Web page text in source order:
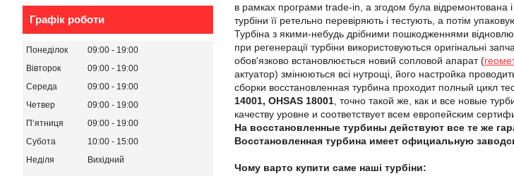
в рамках програми trade-in, а згодом була відремонтована
турбіни її ретельно перевіряють і тестують, а потім
Турбіна з якими-небудь дрібними пошкодженнями
при регенерації турбіни використовуються оригінальні
обов'язково встановлюється новий сопловой апарат (
актуатор) змінюються всі нутрощі, його настройка
сборки восстановленная турбина проходит полный цикл
14001, OHSAS 18001 , точно такой же, как и все новые
качеству уровне и соответствует всем европейским
На восстановленные турбины действуют все те же
Восстановленная турбина имеет официальную
Чому варто купити саме наші турбіни:
Графік роботи
Понеділок 09:00
19:00
Вівторок
09:00
19:00
Середа
09:00
19:00
Четвер
09:00
19:00
Пʼятниця
09:00
19:00
Субота
10:00
15:00
Неділя
Вихідний